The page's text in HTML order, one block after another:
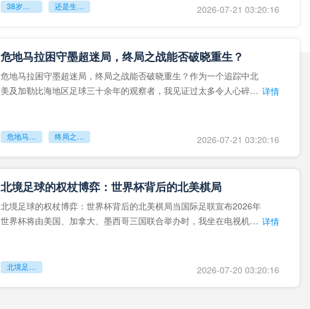
38岁赌上一切：世界杯的绝唱 还是生命的最后冲刺？ 2026-07-21 03:20:16
危地马拉困守墨超迷局，终局之战能否破晓重生？
危地马拉困守墨超迷局，终局之战能否破晓重生？作为一个追踪中北
美及加勒比海地区足球三十余年的观察者，我见证过太多令人心碎的 详情
危地马拉困守墨超迷局 终局之战能否破晓重生？ 2026-07-21 03:20:16
北境足球的权杖博弈：世界杯背后的北美棋局
北境足球的权杖博弈：世界杯背后的北美棋局当国际足联宣布2026年
世界杯将由美国、加拿大、墨西哥三国联合举办时，我坐在电视机
详情
北境足球的权杖博弈：世界杯背后的北美棋局 2026-07-20 03:20:16